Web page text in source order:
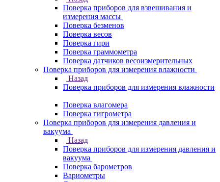
Поверка приборов для взвешивания и
измерения массы
Поверка безменов
Поверка весов
Поверка гири
Поверка граммометра
Поверка датчиков весоизмерительных
Поверка приборов для измерения влажности
Назад
Поверка приборов для измерения влажности
Поверка влагомера
Поверка гигрометра
Поверка приборов для измерения давления и
вакуума
Назад
Поверка приборов для измерения давления и
вакуума
Поверка барометров
Вариометры